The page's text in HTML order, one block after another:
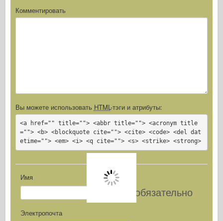
Комментировать
Вы можете использовать HTML-тэги и атрибуты:
<a href="" title=""> <abbr title=""> <acronym title
=""> <b> <blockquote cite=""> <cite> <code> <del dat
etime=""> <em> <i> <q cite=""> <s> <strike> <strong>
Имя
обязательно
Электропочта